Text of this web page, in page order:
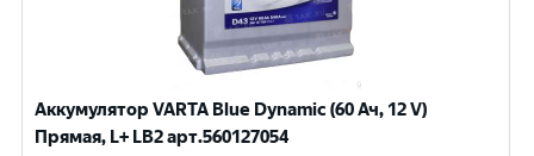
Аккумулятор VARTA Blue Dynamic (60 Ач, 12 V)
Прямая, L+ LB2 арт.560127054